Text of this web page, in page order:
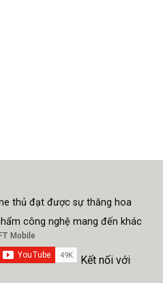
thủ đạt được sự thăng hoa
công nghệ mang đến khác
Kết nối với